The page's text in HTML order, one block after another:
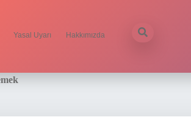
Yasal Uyarı Hakkımızda